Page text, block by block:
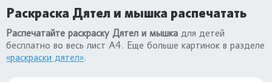
Раскраска Дятел и мышка распечатать
Распечатайте раскраску Дятел и мышка для детей
бесплатно во весь лист А4. Еще больше картинок в разделе
«раскраски дятел».